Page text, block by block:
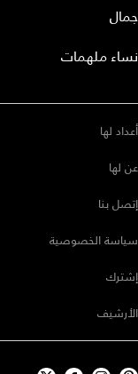
جمال
نساء ملهمات
أعداد لها
عن لها
إتصل بنا
سياسة الخصوصية
إشترك
الأرشيف